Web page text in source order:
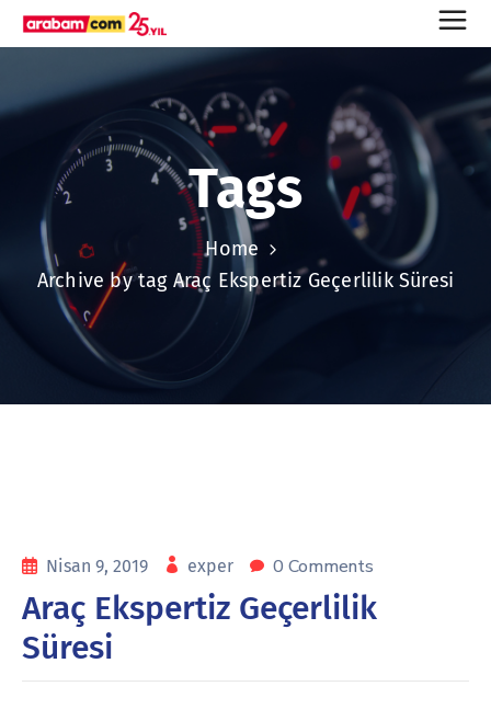
Tags
Home
Archive by tag Araç Ekspertiz Geçerlilik Süresi
Nisan 9, 2019 exper 0 Comments
Araç Ekspertiz Geçerlilik
Süresi